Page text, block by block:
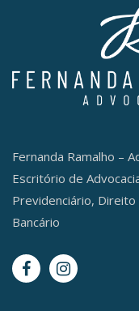
Fernanda Ramalho –
Escritório de
Previdenciário,
Bancário